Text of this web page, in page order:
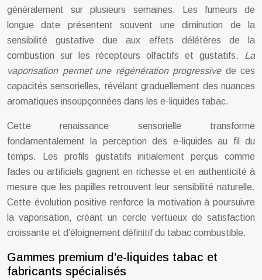
généralement sur plusieurs semaines. Les fumeurs de
longue date présentent souvent une diminution de la
sensibilité gustative due aux effets délétères de la
combustion sur les récepteurs olfactifs et gustatifs. La
vaporisation permet une régénération progressive de ces
capacités sensorielles, révélant graduellement des nuances
aromatiques insoupçonnées dans les e-liquides tabac.
Cette renaissance sensorielle transforme
fondamentalement la perception des e-liquides au fil du
temps. Les profils gustatifs initialement perçus comme
fades ou artificiels gagnent en richesse et en authenticité à
mesure que les papilles retrouvent leur sensibilité naturelle.
Cette évolution positive renforce la motivation à poursuivre
la vaporisation, créant un cercle vertueux de satisfaction
croissante et d’éloignement définitif du tabac combustible.
Gammes premium d’e-liquides tabac et
fabricants spécialisés